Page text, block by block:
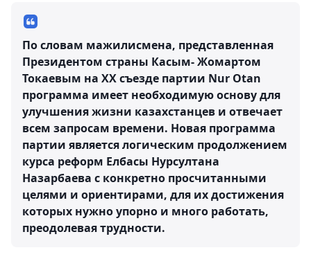
По словам мажилисмена, представленная
Президентом страны Касым- Жомартом
Токаевым на XX съезде партии Nur Otan
программа имеет необходимую основу для
улучшения жизни казахстанцев и отвечает
всем запросам времени. Новая программа
партии является логическим продолжением
курса реформ Елбасы Нурсултана
Назарбаева с конкретно просчитанными
целями и ориентирами, для их достижения
которых нужно упорно и много работать,
преодолевая трудности.